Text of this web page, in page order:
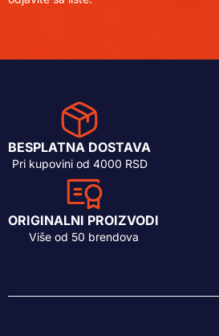
BESPLATNA DOSTAVA
Pri kupovini od 4000 RSD
ORIGINALNI PROIZVODI
Više od 50 brendova